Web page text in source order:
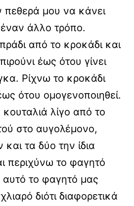
πεθερά μου να κάνει
άλλο τρόπο.
από το κροκάδι και
έως ότου γίνει
Ρίχνω το κροκάδι
ότου ομογενοποιηθεί.
λίγο από το
στο αυγολέμονο,
τα δύο την ίδια
περιχύνω το φαγητό
αυτό το φαγητό μας
διότι διαφορετικά